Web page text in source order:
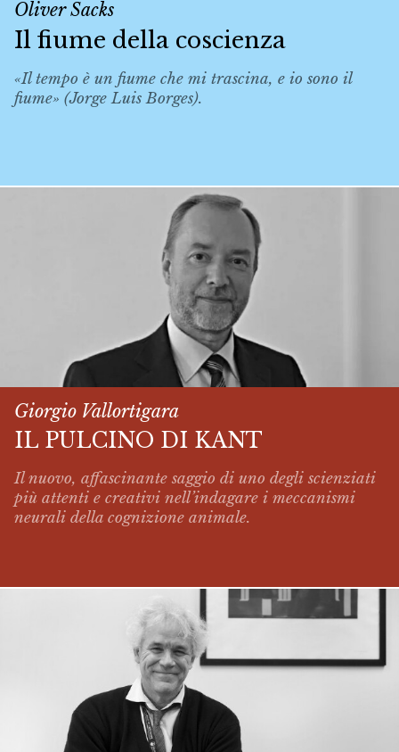
Oliver Sacks
Il fiume della coscienza
«Il tempo è un fiume che mi trascina, e io sono il
fiume» (Jorge Luis Borges).
Giorgio Vallortigara
IL PULCINO DI KANT
Il nuovo, affascinante saggio di uno degli scienziati
più attenti e creativi nell’indagare i meccanismi
neurali della cognizione animale.